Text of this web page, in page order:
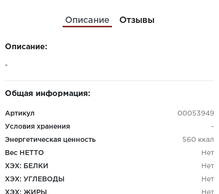
Описание Отзывы
Описание:
-
Общая информация:
Артикул 00053949
Условия хранения -
Энергетическая ценность 560 ккал
Вес НЕТТО Нет
ХЭХ: БЕЛКИ Нет
ХЭХ: УГЛЕВОДЫ Нет
ХЭХ: ЖИРЫ Нет